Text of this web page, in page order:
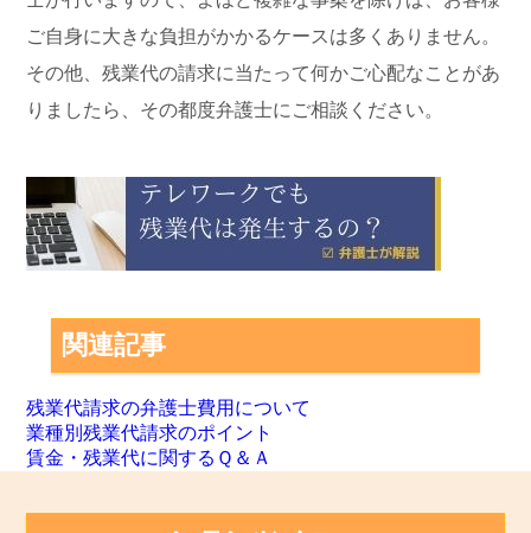
ご自身に大きな負担がかかるケースは多くありません。
その他、残業代の請求に当たって何かご心配なことがあ
りましたら、その都度弁護士にご相談ください。
関連記事
残業代請求の弁護士費用について
業種別残業代請求のポイント
賃金・残業代に関するＱ＆Ａ